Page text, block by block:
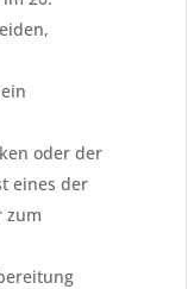
oder der
eines der
zum